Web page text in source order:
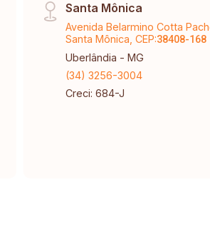
Santa Mônica
Avenida Belarmino Cotta
Santa Mônica, CEP:38408-168
Uberlândia - MG
(34) 3256-3004
Creci: 684-J